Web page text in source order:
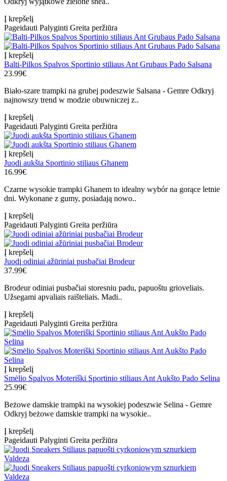
Į krepšelį
Pageidauti Palyginti Greita peržiūra
Į krepšelį
Balti-Pilkos Spalvos Sportinio stiliaus Ant Grubaus Pado Salsana
23.99€
Biało-szare trampki na grubej podeszwie Salsana - Gemre Odkryj
najnowszy trend w modzie obuwniczej z..
Į krepšelį
Pageidauti Palyginti Greita peržiūra
Į krepšelį
Juodi aukšta Sportinio stiliaus Ghanem
16.99€
Czarne wysokie trampki Ghanem to idealny wybór na gorące letnie
dni. Wykonane z gumy, posiadają nowo..
Į krepšelį
Pageidauti Palyginti Greita peržiūra
Į krepšelį
Juodi odiniai ažūriniai pusbačiai Brodeur
37.99€
Brodeur odiniai pusbačiai storesniu padu, papuoštu grioveliais.
Užsegami apvaliais raišteliais. Madi..
Į krepšelį
Pageidauti Palyginti Greita peržiūra
Į krepšelį
Smėlio Spalvos Moteriški Sportinio stiliaus Ant Aukšto Pado Selina
25.99€
Beżowe damskie trampki na wysokiej podeszwie Selina - Gemre
Odkryj beżowe damskie trampki na wysokie..
Į krepšelį
Pageidauti Palyginti Greita peržiūra